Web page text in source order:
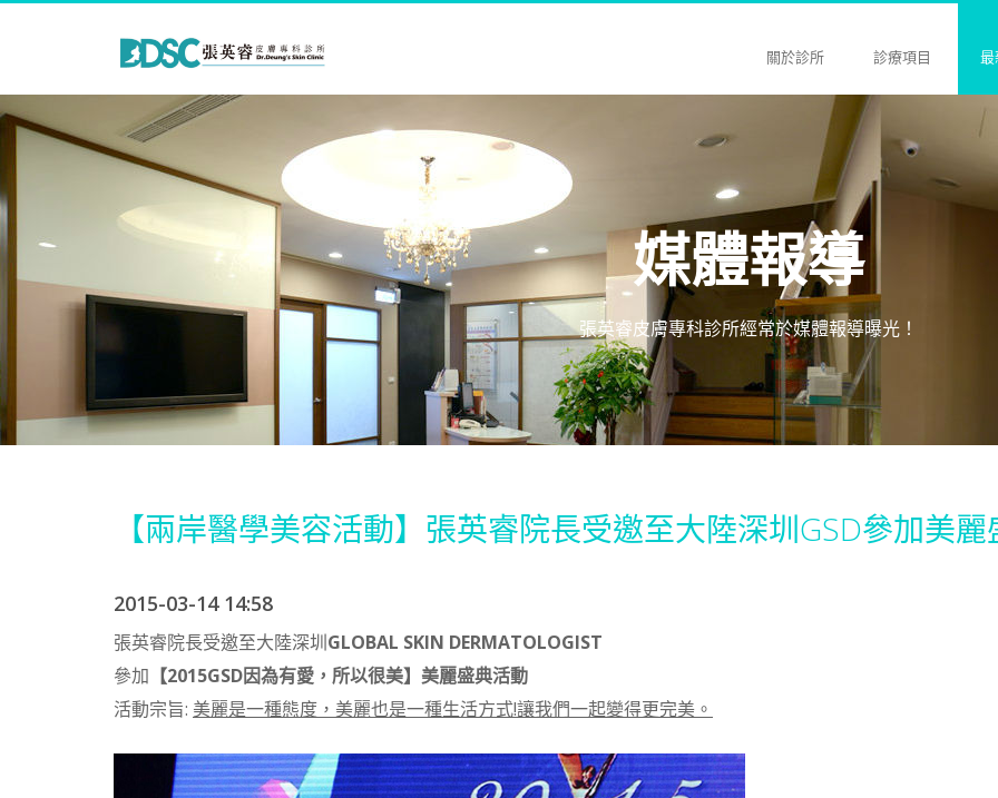
關於診所 診療項目 最
媒體報導
張英睿皮膚專科診所經常於媒體報導曝光！
【兩岸醫學美容活動】張英睿院長受邀至大陸深圳GSD參加美
2015-03-14 14:58
張英睿院長受邀至大陸深圳GLOBAL SKIN DERMATOLOGIST
參加 【2015GSD因為有愛，所以很美】美麗盛典活動
活動宗旨: 美麗是一種態度，美麗也是一種生活方式!讓我們一起變得更完美。